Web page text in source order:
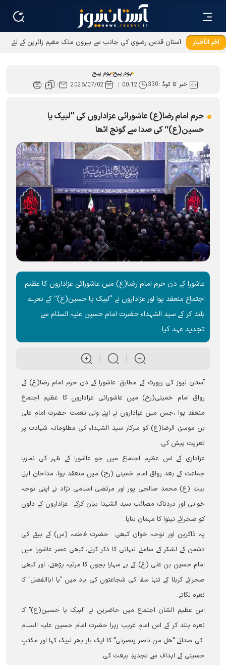
آخر الأخبار
آستان قدس رضوی کی جانب سے بیرون ملک مقیم زائرین کے لئے
ہوم پیج ہوم پیج
خبر کا کوڈ :330
00:12
2026/07/02
حرم امام رضا(ع) عاشورائی عزاداروں کی ’’لبیک یا
حسین(ع)‘‘ کی صدا سے گونج اٹھا
عاشورا کے دن حرم امام رضا(ع) میں عاشورائی عزاداروں کا عظیم
اجتماع منعقد ہوا اور عزاداروں نے ’’لبیک یا حسین(ع)‘‘ کے نعرے
بلند کر کے سید الشہداء حضرت امام حسین علیہ السلام سے
تجدید عہد کیا۔
آستان نیوز کی رپورٹ کے مطابق؛ عاشورا کے دن حرم امام رضا(ع) کے
رواق امام خمینی(رح) میں عاشورائی عزاداروں کا عظیم اجتماع
منعقد ہوا ،جس میں عزاداروں نے اپنے ولی نعمت حضرت امام علی
بن موسیٰ الرضا(ع) کو سرکار سید الشہداء کی مظلومانہ شہادت پر
تعزیت پیش کی۔
عزاداری کے اس عظیم اجتماع میں جو عاشورا کے ظہر کی نمازبا
جماعت کے بعد رواق امام خمینی (رح) میں منعقد ہوا، مداحان اہل
بیت (ع) محمد صالحی پور اور مرتضی اسلامی نژاد نے اپنی نوحہ
خوانی اور دردناک مصائب سید الشہدا بیان کرکے عزاداروں کے دلوں
کو صحرائے نینوا کا مہمان بنایا۔
یہ ذاکرین اور نوحہ خوان کبھی حضرت فاطمہ (س) کے بیٹے کی
دشمن کے لشکر کے سامنے تنہائی کا ذکر کرتے، کبھی عصر عاشورا میں
امام حسین بن علی (ع) کے بے سہارا بچوں کا مرثیہ پڑھتے، اور کبھی
صحرائے کربلا کے تنہا سقا کی شجاعتوں کی یاد میں "یا اباالفضل" کا
نعرہ لگاتے۔
اس عظیم الشان اجتماع میں حاضرین نے "لبیک یا حسین(ع)" کا
نعرہ بلند کر کے اس امامِ غریب زہرا حضرت امام حسین علیہ السلام
کی صدائے "هل من ناصر ینصرنی" کا ایک بار پھر لبیک کہا اور مکتبِ
حسینی کے اہداف سے تجدیدِ بیعت کی۔